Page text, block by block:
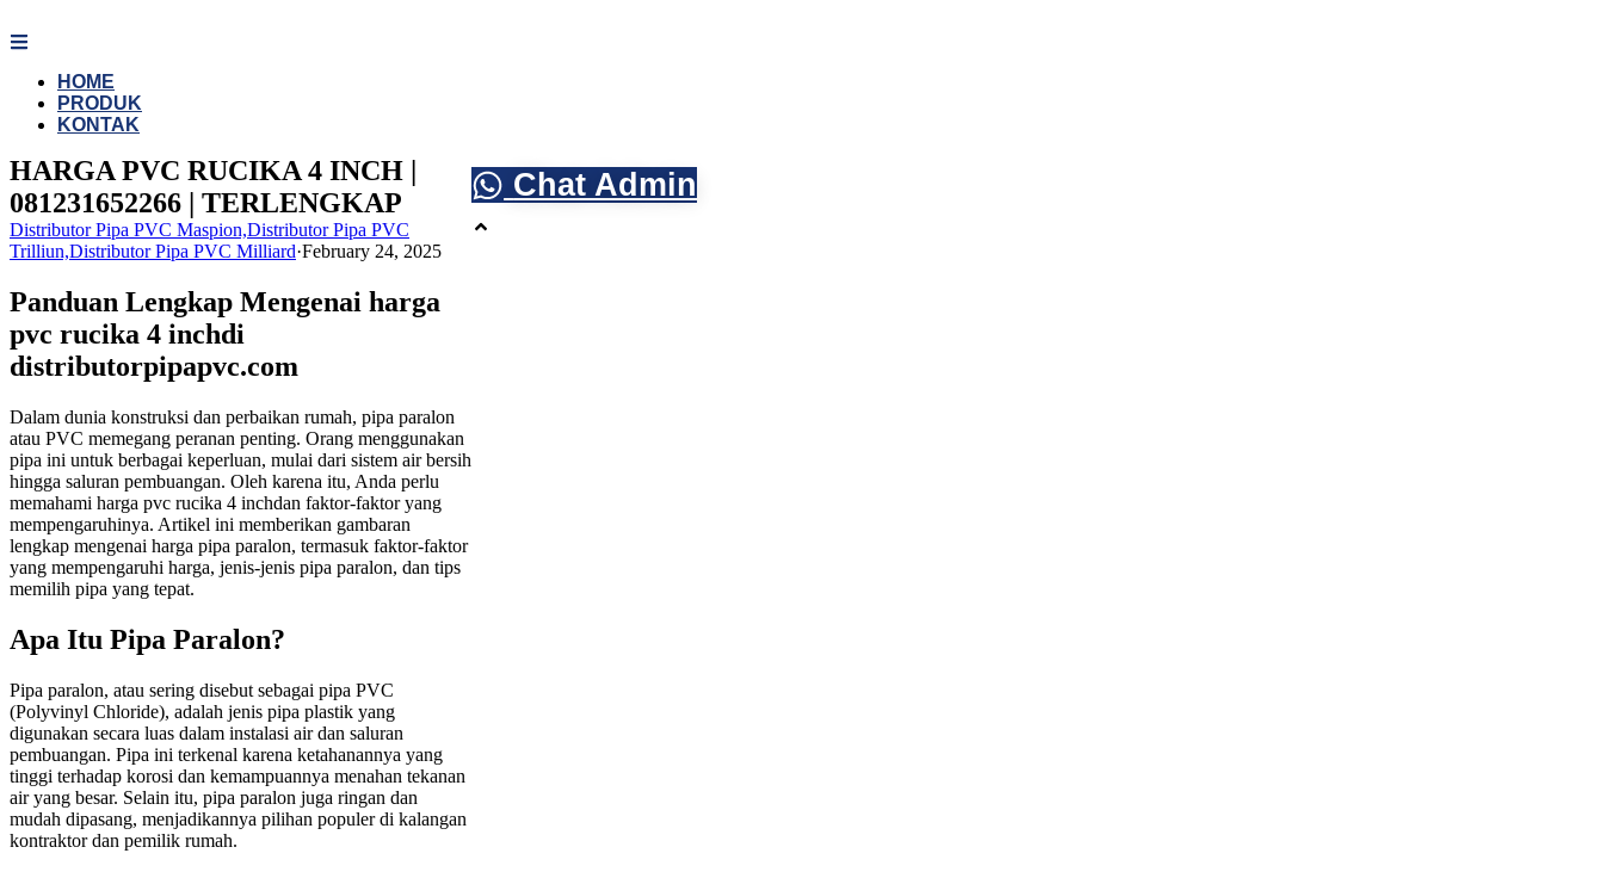
to
HOME
PRODUK
KONTAK
HARGA PVC RUCIKA 4 INCH |
081231652266 | TERLENGKAP
Distributor Pipa PVC Maspion,Distributor Pipa PVC
Trilliun,Distributor Pipa PVC Milliard·February 24, 2025
Panduan Lengkap Mengenai harga
pvc rucika 4 inchdi
distributorpipapvc.com
Dalam dunia konstruksi dan perbaikan rumah, pipa paralon
atau PVC memegang peranan penting. Orang menggunakan
pipa ini untuk berbagai keperluan, mulai dari sistem air bersih
hingga saluran pembuangan. Oleh karena itu, Anda perlu
memahami harga pvc rucika 4 inchdan faktor-faktor yang
mempengaruhinya. Artikel ini memberikan gambaran
lengkap mengenai harga pipa paralon, termasuk faktor-faktor
yang mempengaruhi harga, jenis-jenis pipa paralon, dan tips
memilih pipa yang tepat.
Apa Itu Pipa Paralon?
Pipa paralon, atau sering disebut sebagai pipa PVC
(Polyvinyl Chloride), adalah jenis pipa plastik yang
digunakan secara luas dalam instalasi air dan saluran
pembuangan. Pipa ini terkenal karena ketahanannya yang
tinggi terhadap korosi dan kemampuannya menahan tekanan
air yang besar. Selain itu, pipa paralon juga ringan dan
mudah dipasang, menjadikannya pilihan populer di kalangan
kontraktor dan pemilik rumah.
Chat Admin